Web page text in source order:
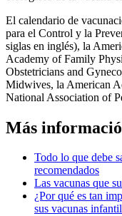
El calendario de
para el Control y la
siglas en inglés), la
Academy of Family
Obstetricians and
Midwives, la American
National Association of
Más
Todo lo que debe
recomendados
Las vacunas que
¿Por qué es tan
sus vacunas